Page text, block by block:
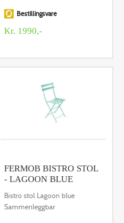
Bestillingsvare
Kr. 1990,-
FERMOB BISTRO STOL
- LAGOON BLUE
Bistro stol Lagoon blue
Sammenleggbar